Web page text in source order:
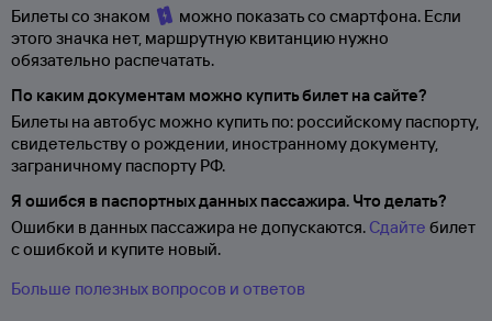
Билеты со знаком
можно показать со смартфона. Если
этого значка нет, маршрутную квитанцию нужно
обязательно распечатать.
По каким документам можно купить билет на сайте?
Билеты на автобус можно купить по: российскому паспорту,
свидетельству о рождении, иностранному документу,
заграничному паспорту РФ.
Я ошибся в паспортных данных пассажира. Что делать?
Ошибки в данных пассажира не допускаются. Сдайте билет
с ошибкой и купите новый.
Больше полезных вопросов и ответов